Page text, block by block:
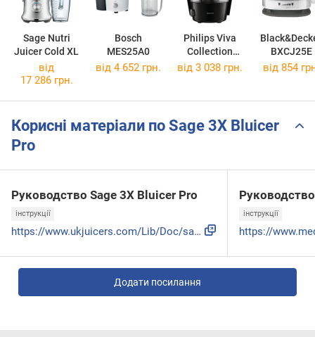
Sage Nutri
Juicer Cold XL
Bosch
MES25A0
Philips Viva
Collection
HR1832/02
BXCJ25E
від
17 286 грн.
від 4 652 грн. від 3 038 грн. від 854
Корисні матеріали по Sage 3X Bluicer
Pro
Руководство Sage 3X Bluicer Pro
інструкції
https://www.ukjuicers.com/Lib/Doc/sage-bluicer-instruction-...
інструкції
Додати посилання